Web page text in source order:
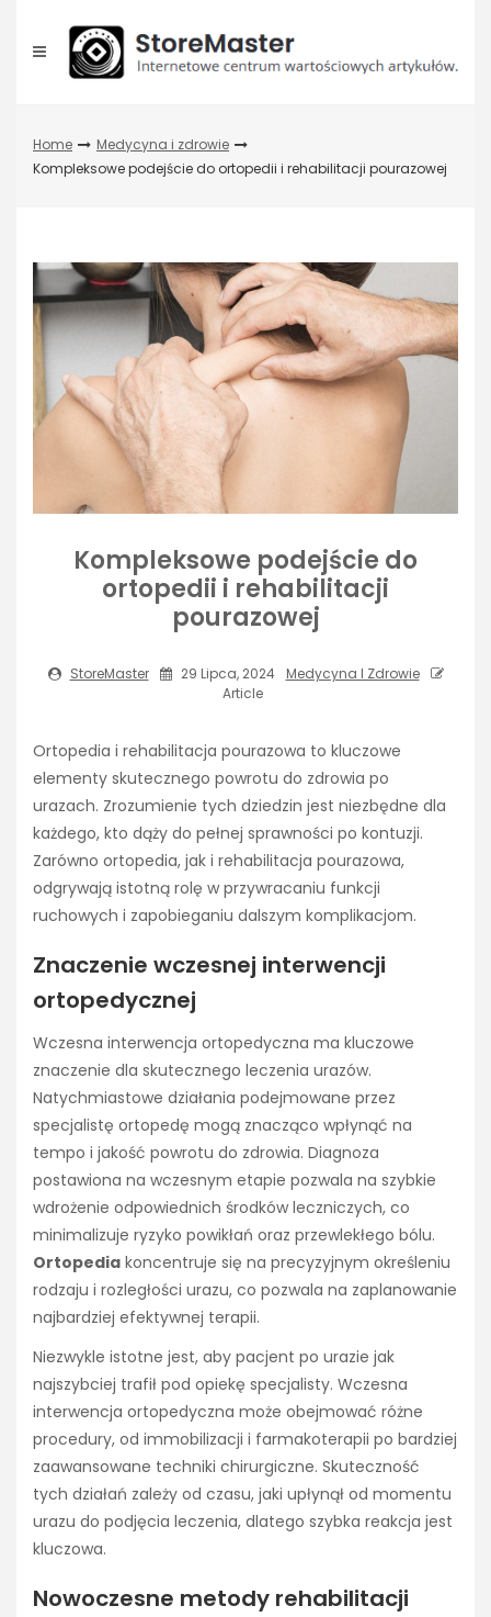
content
Home
Medycyna i zdrowie
Kompleksowe podejście do ortopedii i rehabilitacji pourazowej
Kompleksowe podejście do
ortopedii i rehabilitacji
pourazowej
StoreMaster 29 Lipca, 2024
Medycyna I Zdrowie
Article
Ortopedia i rehabilitacja pourazowa to kluczowe
elementy skutecznego powrotu do zdrowia po
urazach. Zrozumienie tych dziedzin jest niezbędne dla
każdego, kto dąży do pełnej sprawności po kontuzji.
Zarówno ortopedia, jak i rehabilitacja pourazowa,
odgrywają istotną rolę w przywracaniu funkcji
ruchowych i zapobieganiu dalszym komplikacjom.
Znaczenie wczesnej interwencji
ortopedycznej
Wczesna interwencja ortopedyczna ma kluczowe
znaczenie dla skutecznego leczenia urazów.
Natychmiastowe działania podejmowane przez
specjalistę ortopedę mogą znacząco wpłynąć na
tempo i jakość powrotu do zdrowia. Diagnoza
postawiona na wczesnym etapie pozwala na szybkie
wdrożenie odpowiednich środków leczniczych, co
minimalizuje ryzyko powikłań oraz przewlekłego bólu.
Ortopedia koncentruje się na precyzyjnym określeniu
rodzaju i rozległości urazu, co pozwala na zaplanowanie
najbardziej efektywnej terapii.
Niezwykle istotne jest, aby pacjent po urazie jak
najszybciej trafił pod opiekę specjalisty. Wczesna
interwencja ortopedyczna może obejmować różne
procedury, od immobilizacji i farmakoterapii po bardziej
zaawansowane techniki chirurgiczne. Skuteczność
tych działań zależy od czasu, jaki upłynął od momentu
urazu do podjęcia leczenia, dlatego szybka reakcja jest
kluczowa.
Nowoczesne metody rehabilitacji